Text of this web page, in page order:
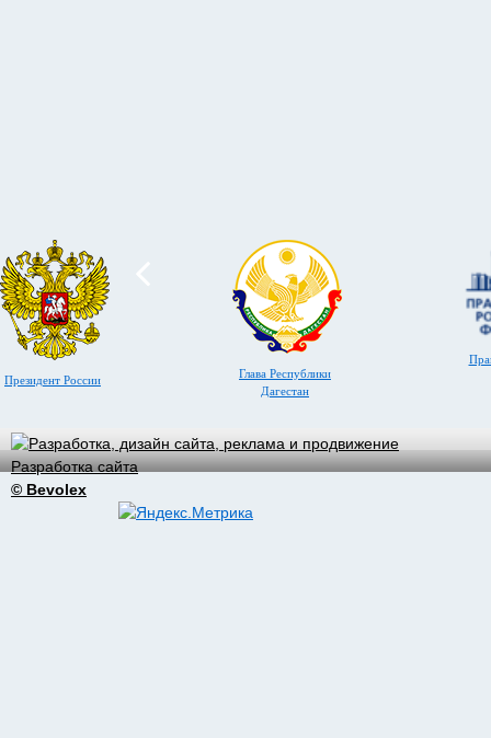
Президент России
Глава Республики
Дагестан
Разработка сайта
© Bevolex